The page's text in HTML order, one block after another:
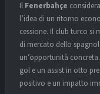
Il Fenerbahçe considera
l’idea di un ritorno
cessione. Il club turco si
di mercato dello
un’opportunità
gol e un assist in otto
positivo e un impatto